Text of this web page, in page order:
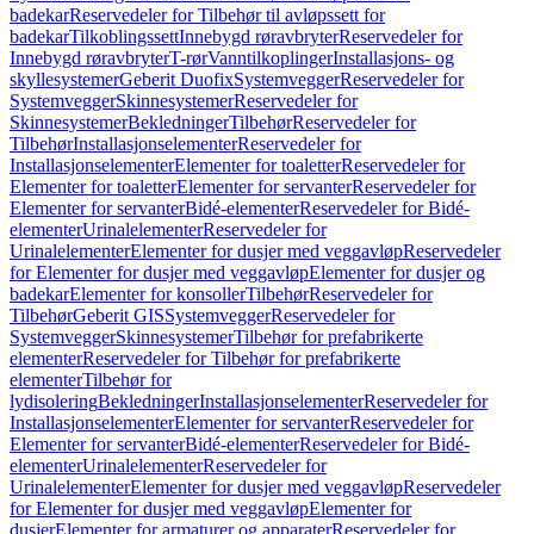
badekarReservedeler for Tilbehør til avløpssett for
badekarTilkoblingssettInnebygd røravbryterReservedeler for
Innebygd røravbryterT-rørVanntilkoplingerInstallasjons- og
skyllesystemerGeberit DuofixSystemveggerReservedeler for
SystemveggerSkinnesystemerReservedeler for
SkinnesystemerBekledningerTilbehørReservedeler for
TilbehørInstallasjonselementerReservedeler for
InstallasjonselementerElementer for toaletterReservedeler for
Elementer for toaletterElementer for servanterReservedeler for
Elementer for servanterBidé-elementerReservedeler for Bidé-
elementerUrinalelementerReservedeler for
UrinalelementerElementer for dusjer med veggavløpReservedeler
for Elementer for dusjer med veggavløpElementer for dusjer og
badekarElementer for konsollerTilbehørReservedeler for
TilbehørGeberit GISSystemveggerReservedeler for
SystemveggerSkinnesystemerTilbehør for prefabrikerte
elementerReservedeler for Tilbehør for prefabrikerte
elementerTilbehør for
lydisoleringBekledningerInstallasjonselementerReservedeler for
InstallasjonselementerElementer for servanterReservedeler for
Elementer for servanterBidé-elementerReservedeler for Bidé-
elementerUrinalelementerReservedeler for
UrinalelementerElementer for dusjer med veggavløpReservedeler
for Elementer for dusjer med veggavløpElementer for
dusjerElementer for armaturer og apparaterReservedeler for